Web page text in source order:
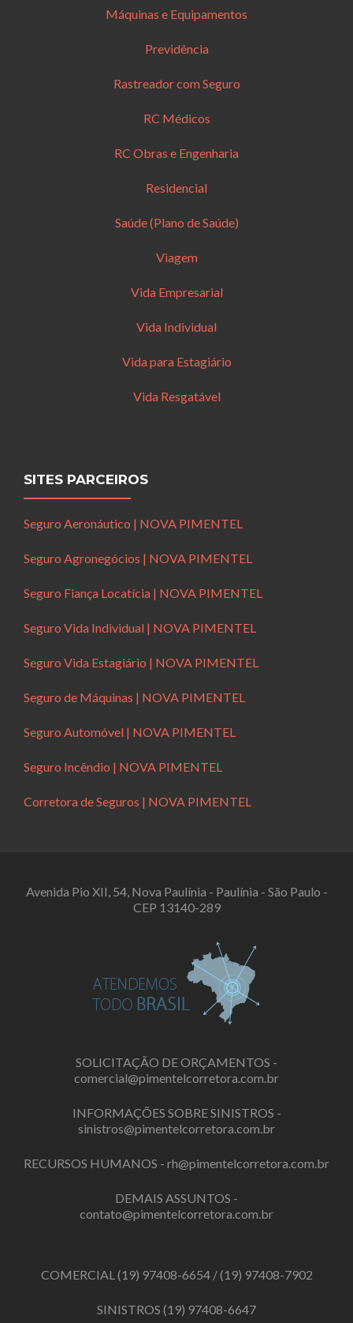
Máquinas e Equipamentos
Previdência
Rastreador com Seguro
RC Médicos
RC Obras e Engenharia
Residencial
Saúde (Plano de Saúde)
Viagem
Vida Empresarial
Vida Individual
Vida para Estagiário
Vida Resgatável
SITES PARCEIROS
Seguro Aeronáutico | NOVA PIMENTEL
Seguro Agronegócios | NOVA PIMENTEL
Seguro Fiança Locatícia | NOVA PIMENTEL
Seguro Vida Individual | NOVA PIMENTEL
Seguro Vida Estagiário | NOVA PIMENTEL
Seguro de Máquinas | NOVA PIMENTEL
Seguro Automóvel | NOVA PIMENTEL
Seguro Incêndio | NOVA PIMENTEL
Corretora de Seguros | NOVA PIMENTEL
Avenida Pio XII, 54, Nova Paulínia - Paulínia - São Paulo -
CEP 13140-289
SOLICITAÇÃO DE ORÇAMENTOS -
comercial@pimentelcorretora.com.br
INFORMAÇÕES SOBRE SINISTROS -
sinistros@pimentelcorretora.com.br
RECURSOS HUMANOS - rh@pimentelcorretora.com.br
DEMAIS ASSUNTOS -
contato@pimentelcorretora.com.br
COMERCIAL(19) 97408-6654/(19) 97408-7902
SINISTROS (19) 97408-6647